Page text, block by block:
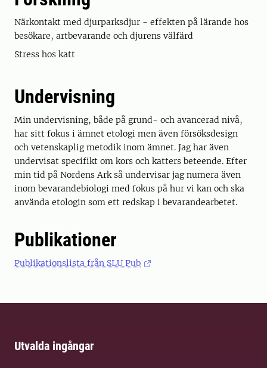
Närkontakt med djurparksdjur - effekten på lärande hos
besökare, artbevarande och djurens välfärd
Stress hos katt
Undervisning
Min undervisning, både på grund- och avancerad nivå,
har sitt fokus i ämnet etologi men även försöksdesign
och vetenskaplig metodik inom ämnet. Jag har även
undervisat specifikt om kors och katters beteende. Efter
min tid på Nordens Ark så undervisar jag numera även
inom bevarandebiologi med fokus på hur vi kan och ska
använda etologin som ett redskap i bevarandearbetet.
Publikationer
Publikationslista från SLU Pub
Utvalda ingångar